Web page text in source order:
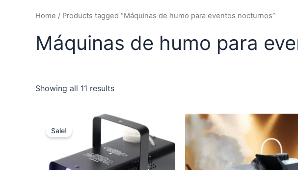
Home / Products tagged “Máquinas de humo para eventos nocturnos”
Máquinas de humo para
Showing all 11 results
Sale!